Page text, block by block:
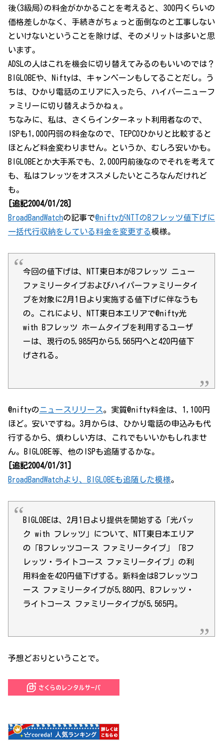
後(3級局)の料金がかかることを考えると、300円くらいの
価格差しかなく、手続きがちょっと面倒なのと工事しない
といけないということを除けば、そのメリットは多いと思
います。
ADSLの人はこれを機会に切り替えてみるのもいいのでは？
BIGLOBEや、Niftyは、キャンペーンもしてることだし。う
ちは、ひかり電話のエリアに入ったら、ハイパーニューフ
ァミリーに切り替えようかねぇ。
ちなみに、私は、さくらインターネット利用者なので、
ISPも1,000円弱の料金なので、TEPCOひかりと比較すると
ほとんど料金変わりません。というか、むしろ安いかも。
BIGLOBEとか大手系でも、2,000円前後なのでそれを考えて
も、私はフレッツをオススメしたいところなんだけれど
も。
[追記2004/01/28]
BroadBandWatchの記事で@niftyがNTTのBフレッツ値下げに
一括代行収納をしている料金を変更する模様。
今回の値下げは、NTT東日本がBフレッツ ニュー
ファミリータイプおよびハイパーファミリータイ
プを対象に2月1日より実施する値下げに伴なうも
の。これにより、NTT東日本エリアで@nifty光
with Bフレッツ ホームタイプを利用するユーザ
ーは、現行の5,985円から5,565円へと420円値下
げされる。
@niftyのニュースリリース。実質@nifty料金は、1,100円
ほど。安いですね。3月からは、ひかり電話の申込みも代
行するから、煩わしい方は、これでもいいかもしれませ
ん。BIGLOBE等、他のISPも追随するかな。
[追記2004/01/31]
BroadBandWatchより、BIGLOBEも追随した模様。
BIGLOBEは、2月1日より提供を開始する「光パッ
ク with フレッツ」について、NTT東日本エリア
の「Bフレッツコース ファミリータイプ」「Bフ
レッツ・ライトコース ファミリータイプ」の利
用料金を420円値下げする。新料金はBフレッツコ
ース ファミリータイプが5,880円、Bフレッツ・
ライトコース ファミリータイプが5,565円。
予想どおりということで。